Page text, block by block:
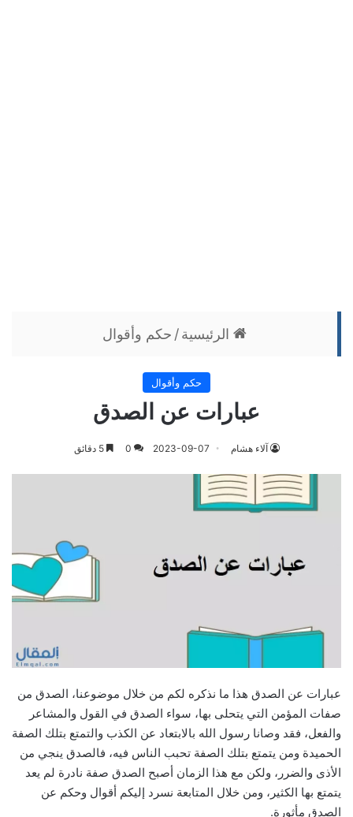
الرئيسية/ حكم وأقوال
حكم وأقوال
عبارات عن الصدق
آلاء هشام 2023-09-07
0 5 دقائق
عبارات عن الصدق هذا ما نذكره لكم من خلال موضوعنا، الصدق من
صفات المؤمن التي يتحلى بها، سواء الصدق في القول والمشاعر
والفعل، فقد وصانا رسول الله بالابتعاد عن الكذب والتمتع بتلك الصفة
الحميدة ومن يتمتع بتلك الصفة تحبب الناس فيه، فالصدق ينجي من
الأذى والضرر، ولكن مع هذا الزمان أصبح الصدق صفة نادرة لم يعد
يتمتع بها الكثير، ومن خلال المتابعة نسرد إليكم أقوال وحكم عن
الصدق مأثورة.